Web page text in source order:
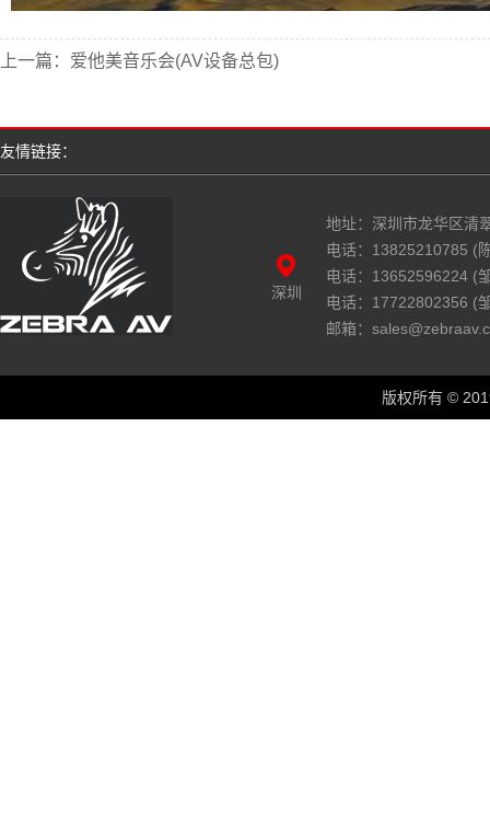
上一篇： 爱他美音乐会(AV设备总包)
友情链接：
深圳
地址：深圳市龙华区清
电话：13825210785 (
电话：13652596224 (
电话：17722802356 (
邮箱：
版权所有 ©